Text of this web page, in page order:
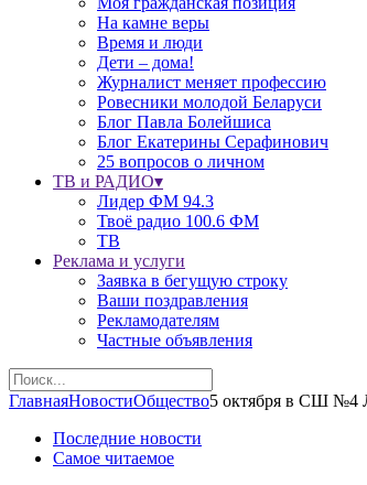
На камне веры
Время и люди
Дети – дома!
Журналист меняет профессию
Ровесники молодой Беларуси
Блог Павла Болейшиса
Блог Екатерины Серафинович
25 вопросов о личном
ТВ и РАДИО▾
Лидер ФМ 94.3
Твоё радио 100.6 ФМ
ТВ
Реклама и услуги
Заявка в бегущую строку
Ваши поздравления
Рекламодателям
Частные объявления
ГлавнаяНовостиОбщество5 октября в СШ №4
Последние новости
Самое читаемое